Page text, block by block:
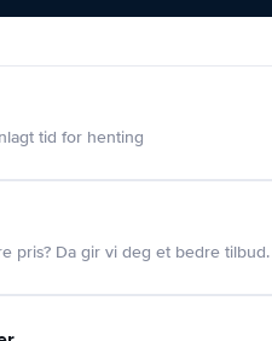
tid for henting
pris? Da gir vi deg et bedre tilbud.